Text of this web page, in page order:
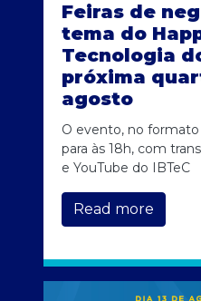
Feiras de
tema do
Tecnologia
próxima
agosto
O evento, no
para às 18h, com
e YouTube do IBTeC
Read more